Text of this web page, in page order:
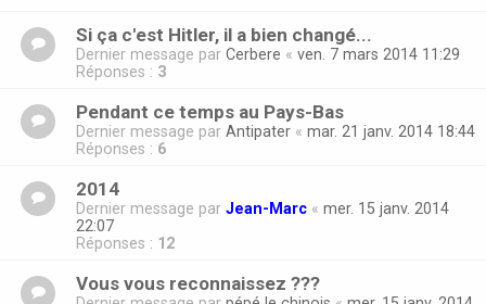
Si ça c'est Hitler, il a bien changé...
Dernier message par Cerbere « ven. 7 mars 2014 11:29
Réponses : 3
Pendant ce temps au Pays-Bas
Dernier message par Antipater « mar. 21 janv. 2014 18:44
Réponses : 6
2014
Dernier message par Jean-Marc « mer. 15 janv. 2014
22:07
Réponses : 12
Vous vous reconnaissez ???